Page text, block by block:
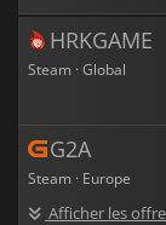
HRKGAME
Steam · Global
G2A
Steam · Europe
Afficher les